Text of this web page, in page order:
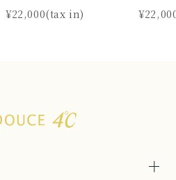
¥22,000(tax in)